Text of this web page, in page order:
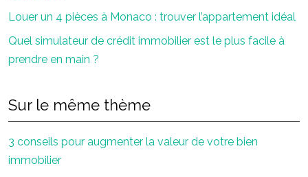
Louer un 4 pièces à Monaco : trouver l’appartement idéal
Quel simulateur de crédit immobilier est le plus facile à
prendre en main ?
Sur le même thème
3 conseils pour augmenter la valeur de votre bien
immobilier